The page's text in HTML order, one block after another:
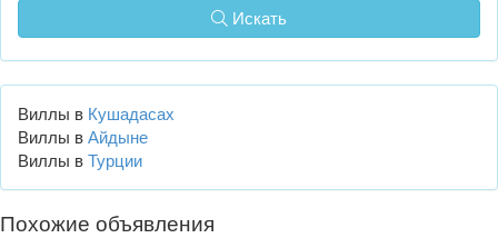
Искать
Виллы в Кушадасах
Виллы в Айдыне
Виллы в Турции
Похожие объявления